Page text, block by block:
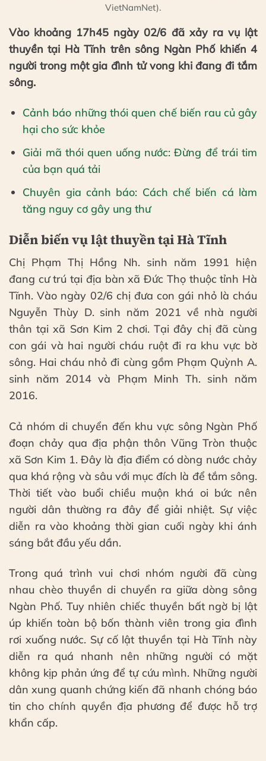
VietNamNet).
Vào khoảng 17h45 ngày 02/6 đã xảy ra vụ lật
thuyền tại Hà Tĩnh trên sông Ngàn Phố khiến 4
người trong một gia đình tử vong khi đang đi tắm
sông.
Cảnh báo những thói quen chế biến rau củ gây
hại cho sức khỏe
Giải mã thói quen uống nước: Đừng để trái tim
của bạn quá tải
Chuyên gia cảnh báo: Cách chế biến cá làm
tăng nguy cơ gây ung thư
Diễn biến vụ lật thuyền tại Hà Tĩnh
Chị Phạm Thị Hồng Nh. sinh năm 1991 hiện
đang cư trú tại địa bàn xã Đức Thọ thuộc tỉnh Hà
Tĩnh. Vào ngày 02/6 chị đưa con gái nhỏ là cháu
Nguyễn Thùy D. sinh năm 2021 về nhà người
thân tại xã Sơn Kim 2 chơi. Tại đây chị đã cùng
con gái và hai người cháu ruột đi ra khu vực bờ
sông. Hai cháu nhỏ đi cùng gồm Phạm Quỳnh A.
sinh năm 2014 và Phạm Minh Th. sinh năm
2016.
Cả nhóm di chuyển đến khu vực sông Ngàn Phố
đoạn chảy qua địa phận thôn Vũng Tròn thuộc
xã Sơn Kim 1. Đây là địa điểm có dòng nước chảy
qua khá rộng và sâu với mục đích là để tắm sông.
Thời tiết vào buổi chiều muộn khá oi bức nên
người dân thường ra đây để giải nhiệt. Sự việc
diễn ra vào khoảng thời gian cuối ngày khi ánh
sáng bắt đầu yếu dần.
Trong quá trình vui chơi nhóm người đã cùng
nhau chèo thuyền di chuyển ra giữa dòng sông
Ngàn Phố. Tuy nhiên chiếc thuyền bất ngờ bị lật
úp khiến toàn bộ bốn thành viên trong gia đình
rơi xuống nước. Sự cố lật thuyền tại Hà Tĩnh này
diễn ra quá nhanh nên những người có mặt
không kịp phản ứng để tự cứu mình. Những người
dân xung quanh chứng kiến đã nhanh chóng báo
tin cho chính quyền địa phương để được hỗ trợ
khẩn cấp.